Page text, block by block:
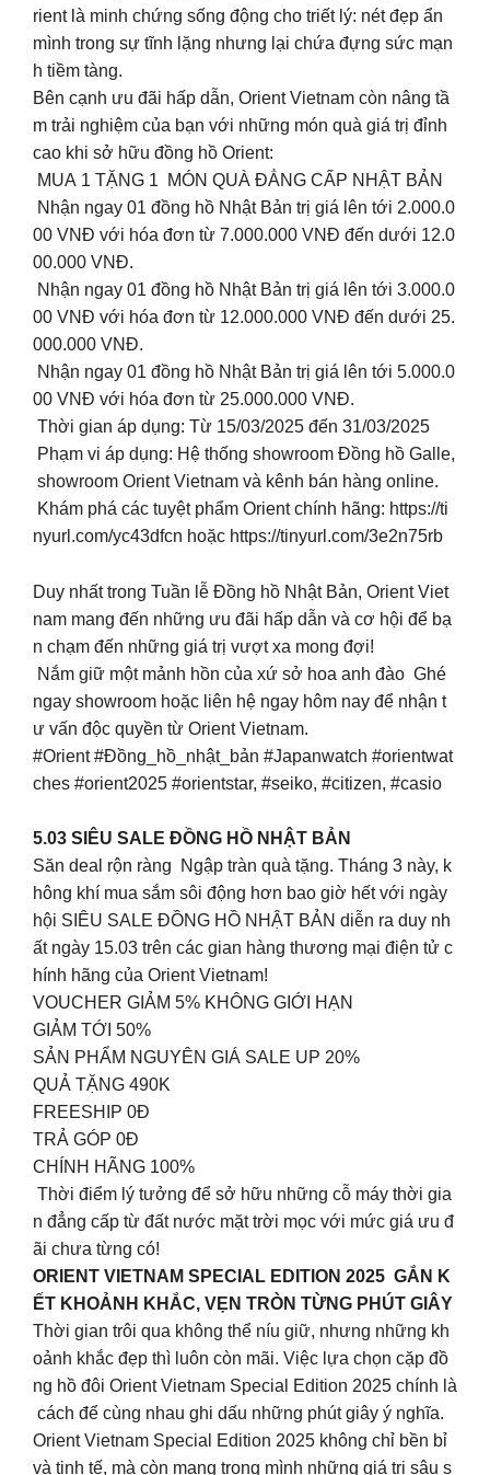
rient là minh chứng sống động cho triết lý: nét đẹp ẩn
mình trong sự tĩnh lặng nhưng lại chứa đựng sức mạn
h tiềm tàng.
Bên cạnh ưu đãi hấp dẫn, Orient Vietnam còn nâng tầ
m trải nghiệm của bạn với những món quà giá trị đỉnh
cao khi sở hữu đồng hồ Orient:
MUA 1 TẶNG 1 MÓN QUÀ ĐẲNG CẤP NHẬT BẢN
Nhận ngay 01 đồng hồ Nhật Bản trị giá lên tới 2.000.0
00 VNĐ với hóa đơn từ 7.000.000 VNĐ đến dưới 12.0
00.000 VNĐ.
Nhận ngay 01 đồng hồ Nhật Bản trị giá lên tới 3.000.0
00 VNĐ với hóa đơn từ 12.000.000 VNĐ đến dưới 25.
000.000 VNĐ.
Nhận ngay 01 đồng hồ Nhật Bản trị giá lên tới 5.000.0
00 VNĐ với hóa đơn từ 25.000.000 VNĐ.
Thời gian áp dụng: Từ 15/03/2025 đến 31/03/2025
Phạm vi áp dụng: Hệ thống showroom Đồng hồ Galle,
showroom Orient Vietnam và kênh bán hàng online.
Khám phá các tuyệt phẩm Orient chính hãng: https://ti
nyurl.com/yc43dfcn hoặc https://tinyurl.com/3e2n75rb
Duy nhất trong Tuần lễ Đồng hồ Nhật Bản, Orient Viet
nam mang đến những ưu đãi hấp dẫn và cơ hội để bạ
n chạm đến những giá trị vượt xa mong đợi!
Nắm giữ một mảnh hồn của xứ sở hoa anh đào Ghé
ngay showroom hoặc liên hệ ngay hôm nay để nhận t
ư vấn độc quyền từ Orient Vietnam.
#Orient #Đồng_hồ_nhật_bản #Japanwatch #orientwat
ches #orient2025 #orientstar, #seiko, #citizen, #casio
5.03 SIÊU SALE ĐỒNG HỒ NHẬT BẢN
Săn deal rộn ràng Ngập tràn quà tặng. Tháng 3 này, k
hông khí mua sắm sôi động hơn bao giờ hết với ngày
hội SIÊU SALE ĐỒNG HỒ NHẬT BẢN diễn ra duy nh
ất ngày 15.03 trên các gian hàng thương mại điện tử c
hính hãng của Orient Vietnam!
VOUCHER GIẢM 5% KHÔNG GIỚI HẠN
GIẢM TỚI 50%
SẢN PHẨM NGUYÊN GIÁ SALE UP 20%
QUẢ TẶNG 490K
FREESHIP 0Đ
TRẢ GÓP 0Đ
CHÍNH HÃNG 100%
Thời điểm lý tưởng để sở hữu những cỗ máy thời gia
n đẳng cấp từ đất nước mặt trời mọc với mức giá ưu đ
ãi chưa từng có!
ORIENT VIETNAM SPECIAL EDITION 2025 GẮN K
ẾT KHOẢNH KHẮC, VẸN TRÒN TỪNG PHÚT GIÂY
Thời gian trôi qua không thể níu giữ, nhưng những kh
oảnh khắc đẹp thì luôn còn mãi. Việc lựa chọn cặp đồ
ng hồ đôi Orient Vietnam Special Edition 2025 chính là
cách để cùng nhau ghi dấu những phút giây ý nghĩa.
Orient Vietnam Special Edition 2025 không chỉ bền bỉ
và tinh tế, mà còn mang trong mình những giá trị sâu s